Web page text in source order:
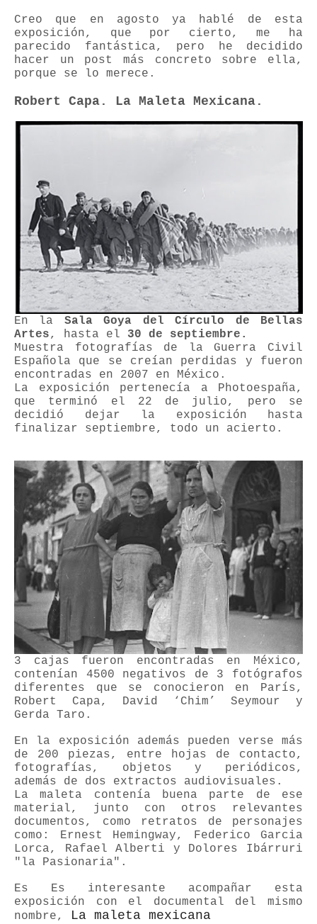
Creo que en agosto ya hablé de esta
exposición, que por cierto, me ha
parecido fantástica, pero he decidido
hacer un post más concreto sobre ella,
porque se lo merece.
Robert Capa. La Maleta Mexicana.
En la Sala Goya del Círculo de Bellas
Artes, hasta el 30 de septiembre.
Muestra fotografías de la Guerra Civil
Española que se creían perdidas y fueron
encontradas en 2007 en México.
La exposición pertenecía a Photoespaña,
que terminó el 22 de julio, pero se
decidió dejar la exposición hasta
finalizar septiembre, todo un acierto.
3 cajas fueron encontradas en México,
contenían 4500 negativos de 3 fotógrafos
diferentes que se conocieron en París,
Robert Capa, David ‘Chim’ Seymour y
Gerda Taro.
En la exposición además pueden verse más
de 200 piezas, entre hojas de contacto,
fotografías, objetos y periódicos,
además de dos extractos audiovisuales.
La maleta contenía buena parte de ese
material, junto con otros relevantes
documentos, como retratos de personajes
como: Ernest Hemingway, Federico Garcia
Lorca, Rafael Alberti y Dolores Ibárruri
"la Pasionaria".
Es Es interesante acompañar esta
exposición con el documental del mismo
nombre,
La maleta mexicana